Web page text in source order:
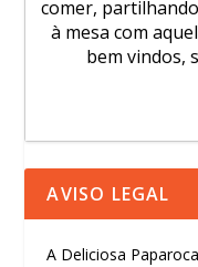
comer,
à mesa com
bem vindos,
AVISO LEGAL
A Deliciosa